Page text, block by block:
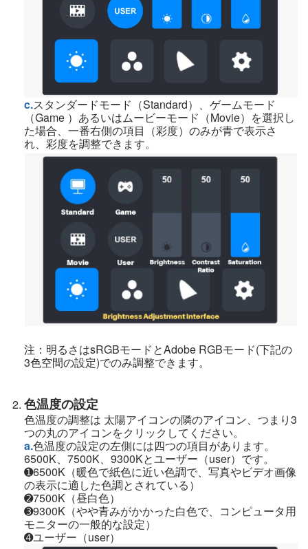
c.スタンダードモード（Standard）、ゲームモード
（Game ）あるいはムービーモード（Movie）を選択し
た場合、一番右側の項目（彩度）のみが青で表示さ
れ、彩度を調整できます。
注：明るさはsRGBモードとAdobe RGBモード(下記の
3色空間の設定)でのみ調整できます。
色温度の設定
色温度の調整は 太陽アイコンの隣のアイコン、つまり3
つの丸のアイコンをクリックしてください。
a.色温度の設定の左側には四つの項目があります。
6500K、7500K、9300Kとユーザー（user）です。
➊6500K（暖色で紙色に近い色調で、写真やビデオ画像
の表示に適した色調とされている）
➋7500K（昼白色）
➌9300K（やや青みがかかった白色で、コンピュータ用
モニターの一般的な設定）
➍ユーザー（user）